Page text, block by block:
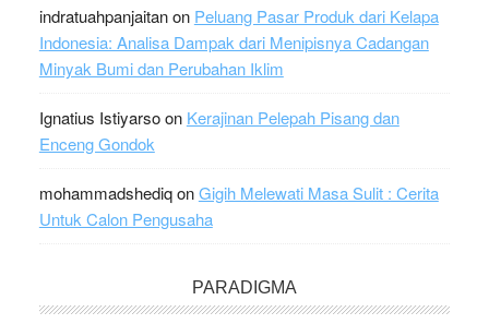
indratuahpanjaitanon Peluang Pasar Produk dari Kelapa
Indonesia: Analisa Dampak dari Menipisnya Cadangan
Minyak Bumi dan Perubahan Iklim
Ignatius Istiyarsoon Kerajinan Pelepah Pisang dan
Enceng Gondok
mohammadshediqonGigih Melewati Masa Sulit : Cerita
Untuk Calon Pengusaha
PARADIGMA